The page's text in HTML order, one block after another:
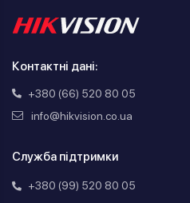
Контактні дані:
+380 (66) 520 80 05
info@hikvision.co.ua
Служба підтримки
+380 (99) 520 80 05